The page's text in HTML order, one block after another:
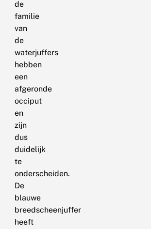
de
familie
van
de
waterjuffers
hebben
een
afgeronde
occiput
en
zijn
dus
duidelijk
te
onderscheiden.
De
blauwe
breedscheenjuffer
heeft